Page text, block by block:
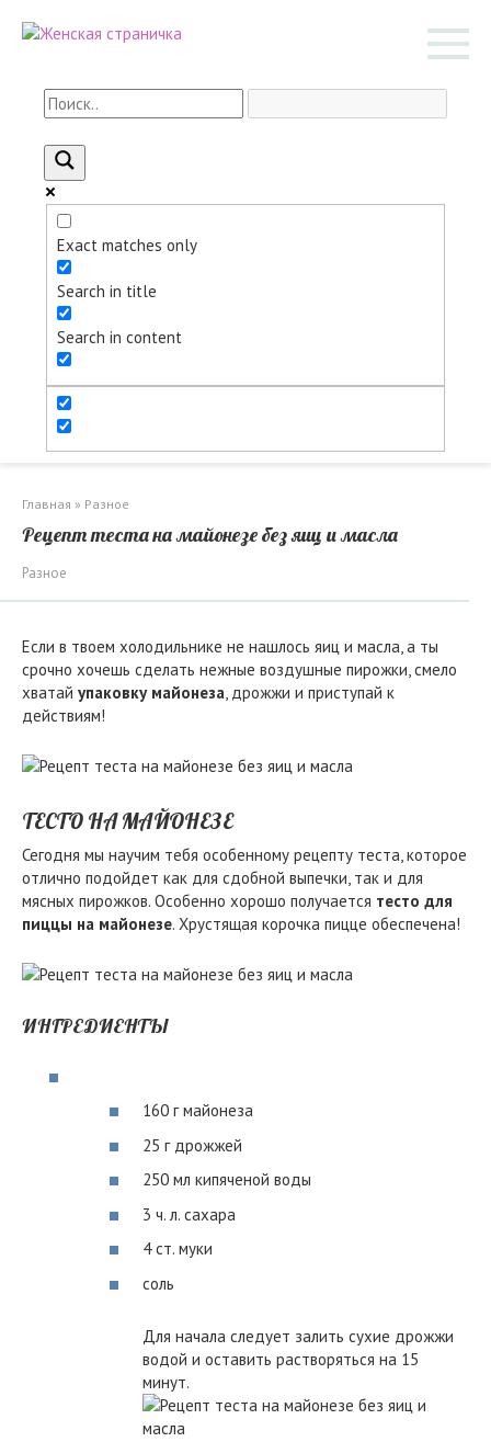
Exact matches only
Search in title
Search in content
Главная » Разное
Рецепт теста на майонезе без яиц и масла
Разное
Если в твоем холодильнике не нашлось яиц и масла, а ты
срочно хочешь сделать нежные воздушные пирожки, смело
хватай упаковку майонеза, дрожжи и приступай к
действиям!
ТЕСТО НА МАЙОНЕЗЕ
Сегодня мы научим тебя особенному рецепту теста, которое
отлично подойдет как для сдобной выпечки, так и для
мясных пирожков. Особенно хорошо получается тесто для
пиццы на майонезе. Хрустящая корочка пицце обеспечена!
ИНГРЕДИЕНТЫ
160 г майонеза
25 г дрожжей
250 мл кипяченой воды
3 ч. л. сахара
4 ст. муки
соль
Для начала следует залить сухие дрожжи
водой и оставить растворяться на 15
минут.